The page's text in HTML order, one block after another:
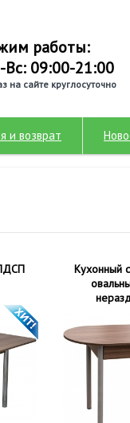
работы:
Вс: 09:00-21:00
на сайте круглосуточно
и возврат
Кухонный